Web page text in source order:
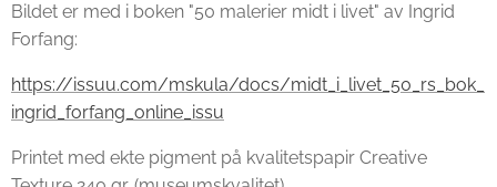
Bildet er med i boken "50 malerier midt i livet" av Ingrid
Forfang:
https://issuu.com/mskula/docs/midt_i_livet_50_rs_bok_
ingrid_forfang_online_issu
Printet med ekte pigment på kvalitetspapir Creative